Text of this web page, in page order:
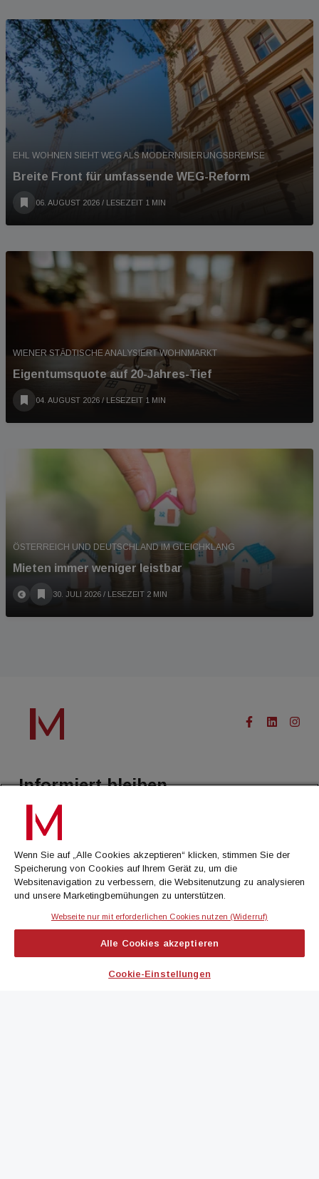
EHL WOHNEN SIEHT WEG ALS MODERNISIERUNGSBREMSE
Breite Front für umfassende WEG-Reform
06. AUGUST 2026 / LESEZEIT 1 MIN
WIENER STÄDTISCHE ANALYSIERT WOHNMARKT
Eigentumsquote auf 20-Jahres-Tief
04. AUGUST 2026 / LESEZEIT 1 MIN
ÖSTERREICH UND DEUTSCHLAND IM GLEICHKLANG
Mieten immer weniger leistbar
30. JULI 2026 / LESEZEIT 2 MIN
Informiert bleiben.
Treffen Sie eine Selektion unserer Newsletter zu buildingTIMES,
immoflash, Immobilien Magazin, immo7news, immojobs, immotermin
oder dem Morgenjournal
Jetzt anmelden
Wenn Sie auf „Alle Cookies akzeptieren“ klicken, stimmen Sie der
Speicherung von Cookies auf Ihrem Gerät zu, um die
Websitenavigation zu verbessern, die Websitenutzung zu analysieren
und unsere Marketingbemühungen zu unterstützen.
Webseite nur mit erforderlichen Cookies nutzen (Widerruf)
Alle Cookies akzeptieren
Cookie-Einstellungen